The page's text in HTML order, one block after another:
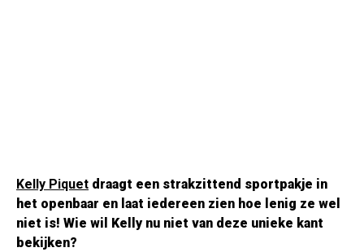
Kelly Piquet draagt een strakzittend sportpakje in
het openbaar en laat iedereen zien hoe lenig ze wel
niet is! Wie wil Kelly nu niet van deze unieke kant
bekijken?